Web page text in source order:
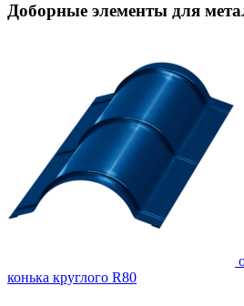
Доборные элементы для
конька круглого R80